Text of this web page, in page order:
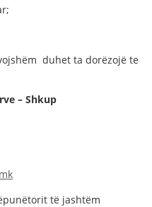
duhet ta dorëzojë te
– Shkup
të jashtëm